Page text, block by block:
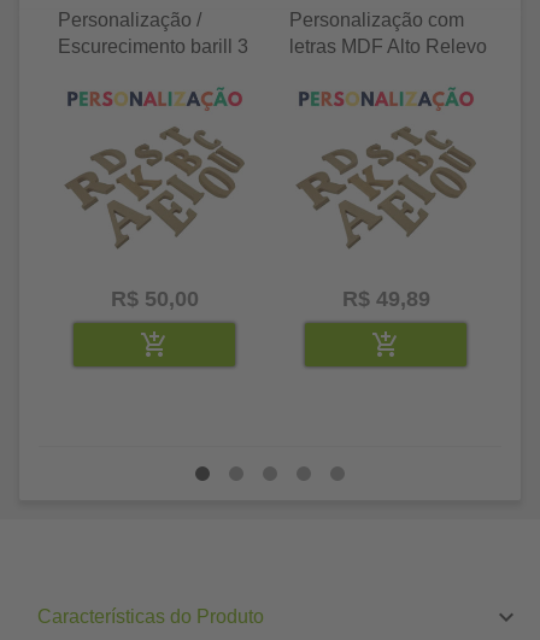
Personalização /
Escurecimento barill 3
R$ 50,00
Personalização com
letras MDF Alto Relevo
R$ 49,89
Características do Produto